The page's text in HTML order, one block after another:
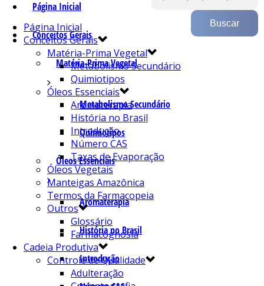
Página Inicial
Conceitos Gerais
Matéria-Prima Vegetal
Metabolismo Secundário
Quimiotipos
Óleos Essenciais
Aromaterapia
História no Brasil
Introdução
Página Inicial
Conceitos Gerais
Matéria-Prima Vegetal
Metabolismo Secundário
Quimiotipos
Óleos Essenciais
Aromaterapia
História no Brasil
Introdução
Número CAS
Taxas de Evaporação
Óleos Vegetais
Manteigas Amazônica
Termos da Farmacopeia
Outros
Glossário
Farmacognosia
Cadeia Produtiva
Controle de Qualidade
Adulteração